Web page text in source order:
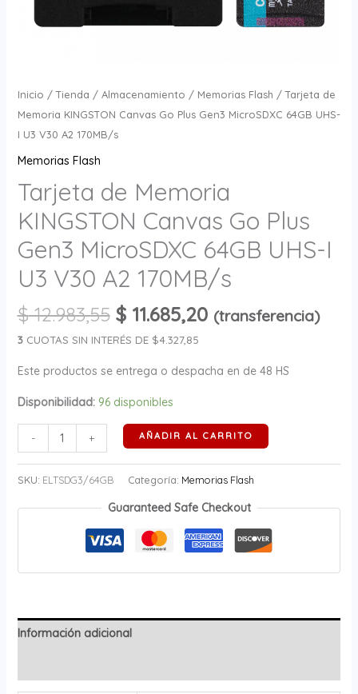
Inicio /Tienda / Almacenamiento / Memorias Flash / Tarjeta de
Memoria KINGSTON Canvas Go Plus Gen3 MicroSDXC 64GB UHS-
I U3 V30 A2 170MB/s
Memorias Flash
Tarjeta de Memoria
KINGSTON Canvas Go Plus
Gen3 MicroSDXC 64GB UHS-I
U3 V30 A2 170MB/s
$12.983,55 $11.685,20 (transferencia)
3CUOTAS SIN INTERÉS DE $4.327,85
Este productos se entrega o despacha en de 48 HS
Disponibilidad: 96 disponibles
- + AÑADIR AL CARRITO
SKU: ELTSDG3/64GB Categoría: Memorias Flash
Guaranteed Safe Checkout
Información adicional